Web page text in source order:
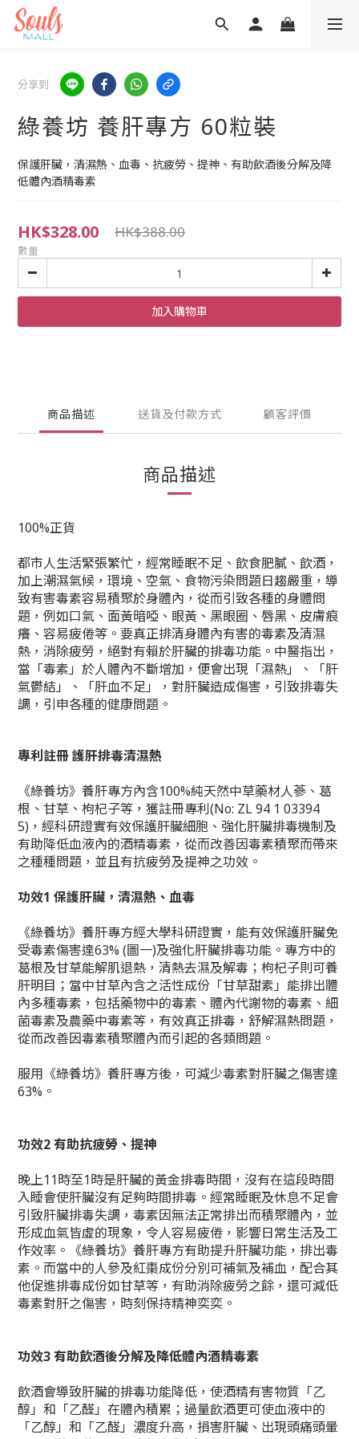
分享到
綠養坊 養肝專方 60粒裝
保護肝臟，清濕熱、血毒、抗疲勞、提神、有助飲酒後分解及降
低體內酒精毒素
HK$328.00 HK$388.00
數量
加入購物車
商品描述 送貨及付款方式 顧客評價
商品描述
100%正貨
都市人生活緊張繁忙，經常睡眠不足、飲食肥膩、飲酒，
加上潮濕氣候，環境、空氣、食物污染問題日趨嚴重，導
致有害毒素容易積聚於身體內，從而引致各種的身體問
題，例如口氣、面黃暗啞、眼黃、黑眼圈、唇黑、皮膚痕
癢、容易疲倦等。要真正排清身體內有害的毒素及清濕
熱，消除疲勞，絕對有賴於肝臟的排毒功能。中醫指出，
當「毒素」於人體內不斷增加，便會出現「濕熱」、「肝
氣鬱結」、「肝血不足」，對肝臟造成傷害，引致排毒失
調，引申各種的健康問題。
專利註冊 護肝排毒清濕熱
《綠養坊》養肝專方內含100%純天然中草藥材人蔘、葛
根、甘草、枸杞子等，獲註冊專利(No: ZL 94 1 03394
5)，經科研證實有效保護肝臟細胞、強化肝臟排毒機制及
有助降低血液內的酒精毒素，從而改善因毒素積聚而帶來
之種種問題，並且有抗疲勞及提神之功效。
功效1 保護肝臟，清濕熱、血毒
《綠養坊》養肝專方經大學科研證實，能有效保護肝臟免
受毒素傷害達63% (圖一)及強化肝臟排毒功能。專方中的
葛根及甘草能解肌退熱，清熱去濕及解毒；枸杞子則可養
肝明目；當中甘草內含之活性成份「甘草甜素」能排出體
內多種毒素，包括藥物中的毒素、體內代謝物的毒素、細
菌毒素及農藥中毒素等，有效真正排毒，舒解濕熱問題，
從而改善因毒素積聚體內而引起的各類問題。
服用《綠養坊》養肝專方後，可減少毒素對肝臟之傷害達
63%。
功效2 有助抗疲勞、提神
晚上11時至1時是肝臟的黃金排毒時間，沒有在這段時間
入睡會使肝臟沒有足夠時間排毒。經常睡眠及休息不足會
引致肝臟排毒失調，毒素因無法正常排出而積聚體內，並
形成血氣皆虛的現象，令人容易疲倦，影響日常生活及工
作效率。《綠養坊》養肝專方有助提升肝臟功能，排出毒
素。而當中的人參及紅棗成份分別可補氣及補血，配合其
他促進排毒成份如甘草等，有助消除疲勞之餘，還可減低
毒素對肝之傷害，時刻保持精神奕奕。
功效3 有助飲酒後分解及降低體內酒精毒素
飲酒會導致肝臟的排毒功能降低，使酒精有害物質「乙
醇」和「乙醛」在體內積累；過量飲酒更可使血液中的
「乙醇」和「乙醛」濃度升高，損害肝臟、出現頭痛頭暈